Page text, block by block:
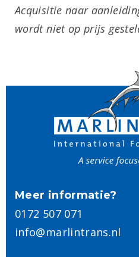
Acquisitie naar
wordt niet op prijs
Meer informatie?
0172 507 071
info@marlintrans.nl